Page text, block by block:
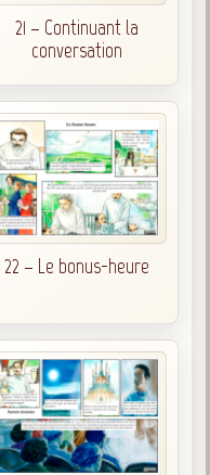
21 – Continuant la
conversation
22 – Le bonus-heure